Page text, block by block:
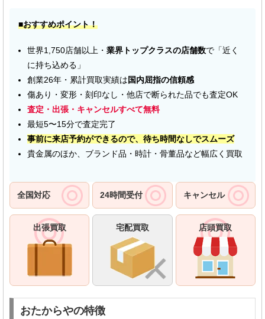
■おすすめポイント！
世界1,750店舗以上・ 業界トップクラスの店舗数で「近く
に持ち込める」
創業26年・累計買取実績は国内屈指の信頼感
傷あり・変形・刻印なし・他店で断られた品でも査定OK
査定・出張・キャンセルすべて無料
最短5〜15分で査定完了
事前に来店予約ができるので、待ち時間なしでスムーズ
貴金属のほか、ブランド品・時計・骨董品など幅広く買取
全国対応 24時間受付 キャンセル
出張買取 宅配買取 店頭買取
おたからやの特徴